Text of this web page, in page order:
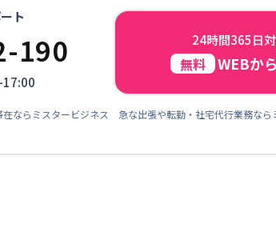
ト
190 24時間365日
無料 WEBか
ならミスタービジネス 急な出張や転勤・社宅代行業務なら